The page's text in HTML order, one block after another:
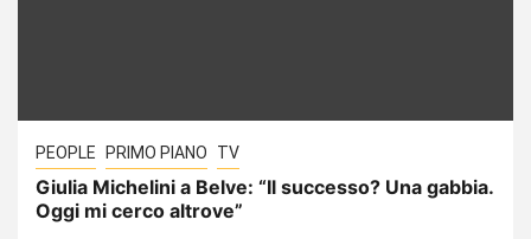
PEOPLE PRIMO PIANO TV
Giulia Michelini a Belve: “Il successo? Una gabbia.
Oggi mi cerco altrove”